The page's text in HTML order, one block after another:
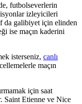
futbolseverlerin
izleyicileri
da galibiyet için elinden
ise maçın kaderini
isterseniz, canlı
maçın
için saat
Saint Etienne ve Nice